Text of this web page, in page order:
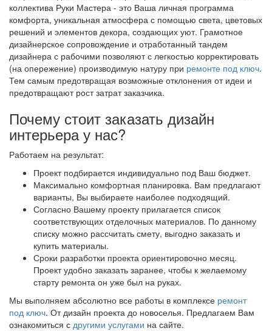
коллектива Руки Мастера - это Ваша личная программа
комфорта, уникальная атмосфера с помощью света, цветовых
решений и элементов декора, создающих уют. Грамотное
дизайнерское сопровождение и отработанный тандем
дизайнера с рабочими позволяют с легкостью корректировать
(на опережение) производимую натуру при ремонте под ключ.
Тем самым предотвращая возможные отклонения от идеи и
предотвращают рост затрат заказчика.
Почему стоит заказать дизайн
интерьера у нас?
Работаем на результат:
Проект подбирается индивидуально под Ваш бюджет.
Максимально комфортная планировка. Вам предлагают
варианты, Вы выбираете наиболее подходящий.
Согласно Вашему проекту прилагается список
соответствующих отделочных материалов. По данному
списку можно рассчитать смету, выгодно заказать и
купить материалы.
Сроки разработки проекта ориентировочно месяц.
Проект удобно заказать заранее, чтобы к желаемому
старту ремонта он уже был на руках.
Мы выполняем абсолютно все работы в комплексе ремонт
под ключ. От дизайн проекта до новоселья. Предлагаем Вам
ознакомиться с другими услугами на сайте.